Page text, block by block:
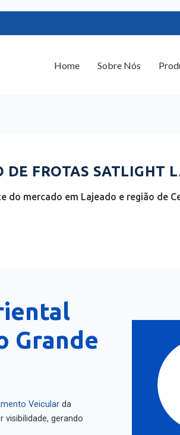
DE FROTAS SATLIGHT
do mercado em Lajeado e região de
Grande
Veicular
da
visibilidade, gerando